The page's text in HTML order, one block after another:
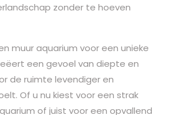
zonder te hoeven
muur aquarium voor een unieke
een gevoel van diepte en
de ruimte levendiger en
Of u nu kiest voor een strak
of juist voor een opvallend